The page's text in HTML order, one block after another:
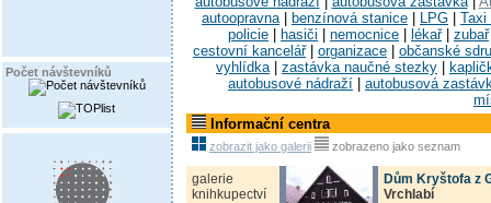
Počet návštevníků
autoopravna | benzínová stanice | LPG | Taxi
policie | hasiči | nemocnice | lékař| zubař
cestovní kancelář| organizace | občanské
vyhlídka | zastávka naučné stezky |
autobusové nádraží | autobusová
Informační centra
zobrazit jako galerii zobrazeno jako seznam
galerie
knihkupectví
Dům Kryštofa z
Vrchlabí